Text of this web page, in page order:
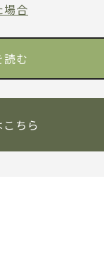
場合
ちら